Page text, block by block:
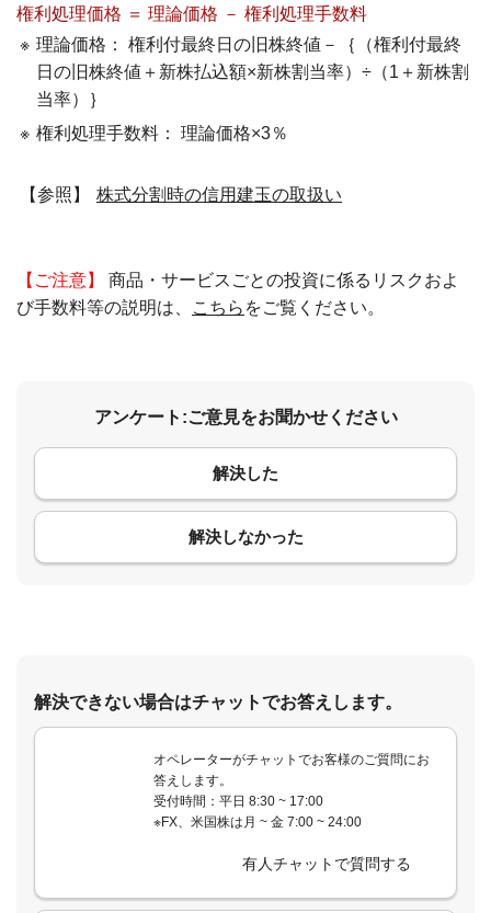
権利処理価格 ＝ 理論価格 － 権利処理手数料
※ 理論価格： 権利付最終日の旧株終値－｛（権利付最終
日の旧株終値＋新株払込額×新株割当率）÷（1＋新株割
当率）｝
※ 権利処理手数料： 理論価格×3％
【参照】 株式分割時の信用建玉の取扱い
【ご注意】
商品・サービスごとの投資に係るリスクおよ
び手数料等の説明は、
こちら をご覧ください。
アンケート:ご意見をお聞かせください
解決した
解決しなかった
コメント
解決できない場合はチャットでお答えします。
オペレーターがチャットでお客様のご質問にお
答えします。
受付時間：平日 8:30 ~ 17:00
※FX、米国株は月 ~ 金 7:00 ~ 24:00
有人チャットで質問する